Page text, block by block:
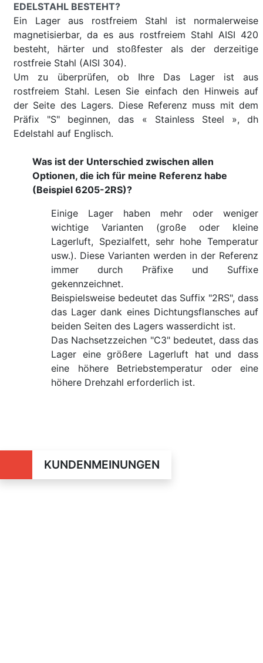
DELSTAHL BESTEHT?
Ein Lager aus rostfreiem Stahl ist normalerweise
magnetisierbar, da es aus rostfreiem Stahl AISI 420
besteht, härter und stoßfester als der derzeitige
rostfreie Stahl (AISI 304).
Um zu überprüfen, ob Ihre Das Lager ist aus
rostfreiem Stahl. Lesen Sie einfach den Hinweis auf
der Seite des Lagers. Diese Referenz muss mit dem
Präfix "S" beginnen, das « Stainless Steel », dh
Edelstahl auf Englisch.
Was ist der Unterschied zwischen allen
Optionen, die ich für meine Referenz habe
(Beispiel 6205-2RS)?
Einige Lager haben mehr oder weniger
wichtige Varianten (große oder kleine
Lagerluft, Spezialfett, sehr hohe Temperatur
usw.). Diese Varianten werden in der Referenz
immer durch Präfixe und Suffixe
gekennzeichnet.
Beispielsweise bedeutet das Suffix "2RS", dass
das Lager dank eines Dichtungsflansches auf
beiden Seiten des Lagers wasserdicht ist.
Das Nachsetzzeichen "C3" bedeutet, dass das
Lager eine größere Lagerluft hat und dass
eine höhere Betriebstemperatur oder eine
höhere Drehzahl erforderlich ist.
KUNDENMEINUNGEN